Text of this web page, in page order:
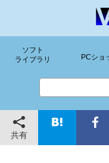
ソフト
ライブラリ
PCショ
共有